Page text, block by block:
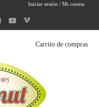
Iniciar sesión / Mi cuenta
Carrito de compras